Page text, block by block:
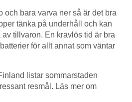
och bara varva ner så är det bra
tänka på underhåll och kan
tillvaron. En kravlös tid är bra
för allt annat som väntar
listar sommarstaden
resmål. Läs mer om